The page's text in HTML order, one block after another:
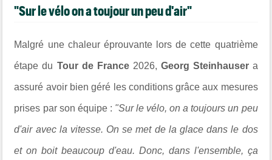
"Sur le vélo on a toujour un peu d'air"
Malgré une chaleur éprouvante lors de cette quatrième
étape du Tour de France 2026, Georg Steinhausera
assuré avoir bien géré les conditions grâce aux mesures
prises par son équipe : "Sur le vélo, on a toujours un peu
d'air avec la vitesse. On se met de la glace dans le dos
et on boit beaucoup d'eau. Donc, dans l'ensemble, ça